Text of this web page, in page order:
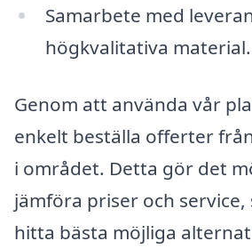
Samarbete med
högkvalitativa material.
Genom att använda vår
enkelt beställa offerter
i området. Detta gör det
jämföra priser och service,
hitta bästa möjliga